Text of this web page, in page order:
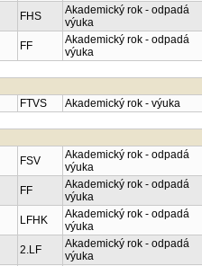
FHS
Akademický rok - odpadá
výuka
FF
Akademický rok - odpadá
výuka
FTVS Akademický rok - výuka
FSV
Akademický rok - odpadá
výuka
FF
Akademický rok - odpadá
výuka
LFHK
Akademický rok - odpadá
výuka
2.LF
Akademický rok - odpadá
výuka